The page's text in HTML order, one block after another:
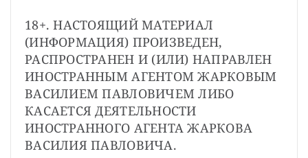
18+. НАСТОЯЩИЙ МАТЕРИАЛ
(ИНФОРМАЦИЯ) ПРОИЗВЕДЕН,
РАСПРОСТРАНЕН И (ИЛИ) НАПРАВЛЕН
ИНОСТРАННЫМ АГЕНТОМ ЖАРКОВЫМ
ВАСИЛИЕМ ПАВЛОВИЧЕМ ЛИБО
КАСАЕТСЯ ДЕЯТЕЛЬНОСТИ
ИНОСТРАННОГО АГЕНТА ЖАРКОВА
ВАСИЛИЯ ПАВЛОВИЧА.